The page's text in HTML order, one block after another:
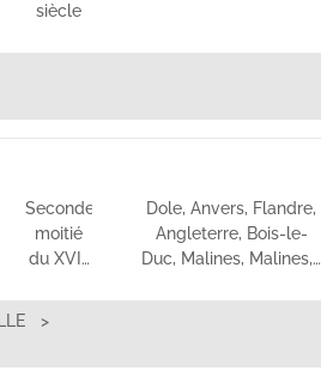
siècle
Seconde
moitié
du XVI…
Dole, Anvers, Flandre,
Angleterre, Bois-le-
Duc, Malines, Malines,…